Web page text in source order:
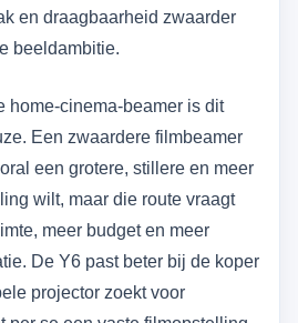
en draagbaarheid zwaarder
beeldambitie.
home-cinema-beamer is dit
Een zwaardere filmbeamer
een grotere, stillere en meer
wilt, maar die route vraagt
meer budget en meer
De Y6 past beter bij de koper
projector zoekt voor